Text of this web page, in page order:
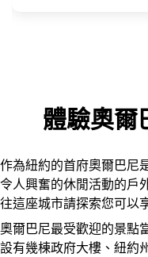
體驗奧爾
作為紐約的首府奧爾巴尼
令人興奮的休閒活動的戶
往這座城市請探索您可以
奧爾巴尼最受歡迎的景點
設有幾棟政府大樓、紐約